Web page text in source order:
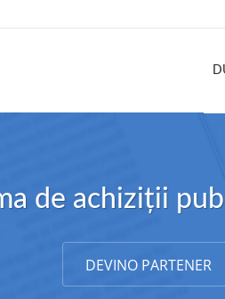
de achiziții
DEVINO PARTENER